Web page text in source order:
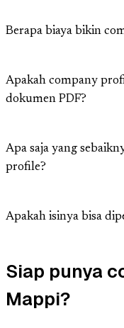
Berapa biaya bikin
Apakah company
dokumen PDF?
Apa saja yang
profile?
Apakah isinya bisa
Siap punya
Mappi?